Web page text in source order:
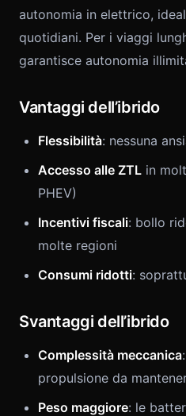
autonomia in elettrico,
quotidiani. Per i viaggi
garantisce autonomia
Vantaggi dell’ibrido
Flessibilità: nessuna
Accesso alle ZTL in
PHEV)
Incentivi fiscali: bollo
molte regioni
Consumi ridotti:
Svantaggi dell’ibrido
Complessità meccanica
propulsione da
Peso maggiore: le